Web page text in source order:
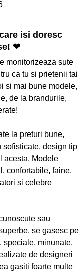
isi doresc
❤
monitorizeaza sute
ca tu si prietenii tai
si mai bune modele,
de la brandurile,
la preturi bune,
sofisticate, design tip
acesta. Modele
confortabile, faine,
si celebre
sau
se gasesc pe
speciale, minunate,
de designeri
gasiti foarte multe